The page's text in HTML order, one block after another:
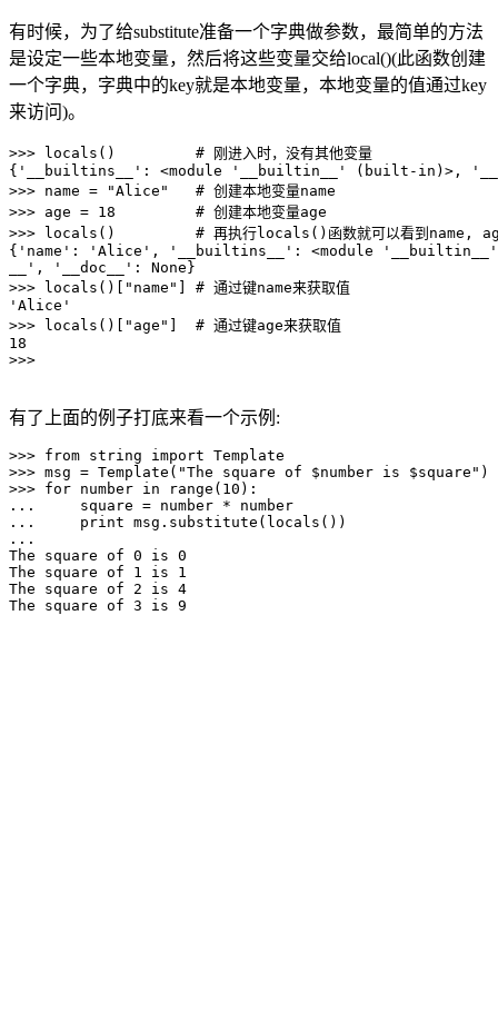
有时候，为了给substitute准备一个字典做参数，最简单的方法
是设定一些本地变量，然后将这些变量交给local()(此函数创建
一个字典，字典中的key就是本地变量，本地变量的值通过key
来访问)。
>>> locals()         # 刚进入时，没有其他变量
{'__builtins__': <module '__builtin__' (built-in)>,
>>> name = "Alice"   # 创建本地变量name
>>> age = 18         # 创建本地变量age
>>> locals()         # 再执行locals()函数就可以看到name, age
{'name': 'Alice', '__builtins__': <module '__builtin__'
__', '__doc__': None}
>>> locals()["name"] # 通过键name来获取值
'Alice'
>>> locals()["age"]  # 通过键age来获取值
18
>>>
有了上面的例子打底来看一个示例:
>>> from string import Template
>>> msg = Template("The square of $number is $square")
>>> for number in range(10):
...     square = number * number
...     print msg.substitute(locals())
...
The square of 0 is 0
The square of 1 is 1
The square of 2 is 4
The square of 3 is 9